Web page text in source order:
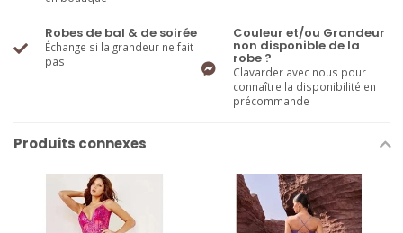
Robes de bal & de soirée
Échange si la grandeur ne fait
pas
Couleur et/ou Grandeur
non disponible de la
robe ?
Clavarder avec nous pour
connaître la disponibilité en
précommande
Produits connexes